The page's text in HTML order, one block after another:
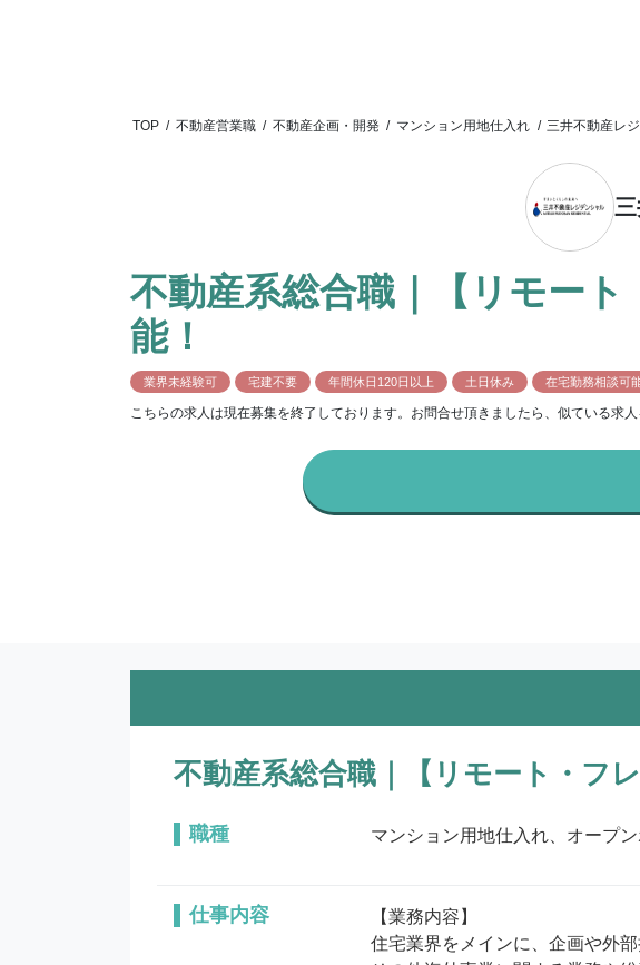
TOP / 不動産営業職 / 不動産企画・開発 / マンション用地仕入れ / 三井不動産レ
不動産系総合職｜【リモー
能！
業界未経験可 宅建不要 年間休日120日以上 土日休み 在宅勤務相談可
こちらの求人は現在募集を終了しております。お問合せ頂きましたら、似ている求人
不動産系総合職｜【リモート・フ
職種 マンション用地仕入れ、オープ
仕事内容
【業務内容】
住宅業界をメインに、企画や外